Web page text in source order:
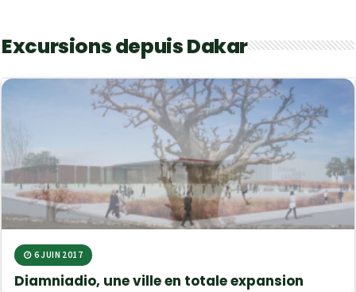
Excursions depuis Dakar
Diamniadio, une ville en totale expansion
6 JUIN 2017